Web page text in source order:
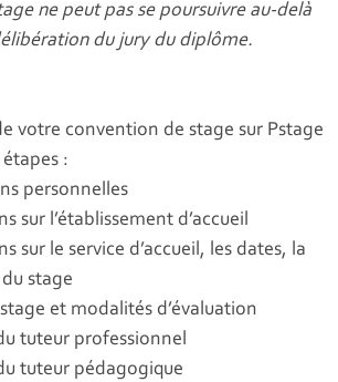
ne peut pas se poursuivre au-delà
du jury du diplôme.
votre convention de stage sur Pstage
:
personnelles
sur l’établissement d’accueil
sur le service d’accueil, les dates, la
stage
et modalités d’évaluation
tuteur professionnel
tuteur pédagogique